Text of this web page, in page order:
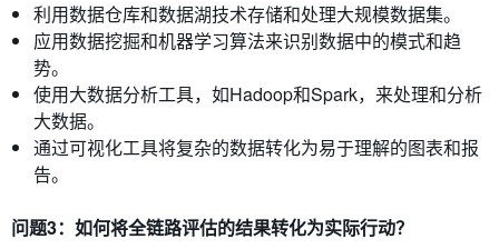
利用数据仓库和数据湖技术存储和处理大规模数据集。
应用数据挖掘和机器学习算法来识别数据中的模式和趋
势。
使用大数据分析工具，如Hadoop和Spark，来处理和分析
大数据。
通过可视化工具将复杂的数据转化为易于理解的图表和报
告。
问题3：如何将全链路评估的结果转化为实际行动？